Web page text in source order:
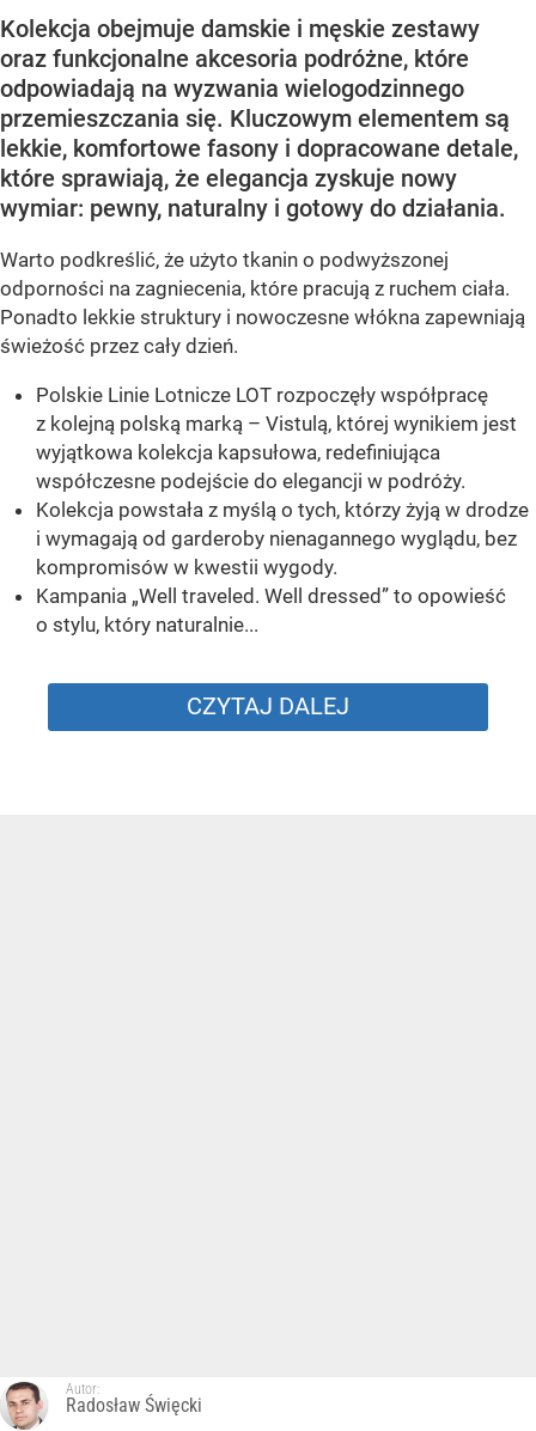
Kolekcja obejmuje damskie i męskie zestawy
oraz funkcjonalne akcesoria podróżne, które
odpowiadają na wyzwania wielogodzinnego
przemieszczania się. Kluczowym elementem są
lekkie, komfortowe fasony i dopracowane detale,
które sprawiają, że elegancja zyskuje nowy
wymiar: pewny, naturalny i gotowy do działania.
Warto podkreślić, że użyto tkanin o podwyższonej
odporności na zagniecenia, które pracują z ruchem ciała.
Ponadto lekkie struktury i nowoczesne włókna zapewniają
świeżość przez cały dzień.
Polskie Linie Lotnicze LOT rozpoczęły współpracę
z kolejną polską marką – Vistulą, której wynikiem jest
wyjątkowa kolekcja kapsułowa, redefiniująca
współczesne podejście do elegancji w podróży.
Kolekcja powstała z myślą o tych, którzy żyją w drodze
i wymagają od garderoby nienagannego wyglądu, bez
kompromisów w kwestii wygody.
Kampania „Well traveled. Well dressed” to opowieść
o stylu, który naturalnie...
CZYTAJ DALEJ
Autor:
Radosław Święcki